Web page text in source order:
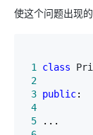
使这个问题出现
1 class
2
3 public
4
5